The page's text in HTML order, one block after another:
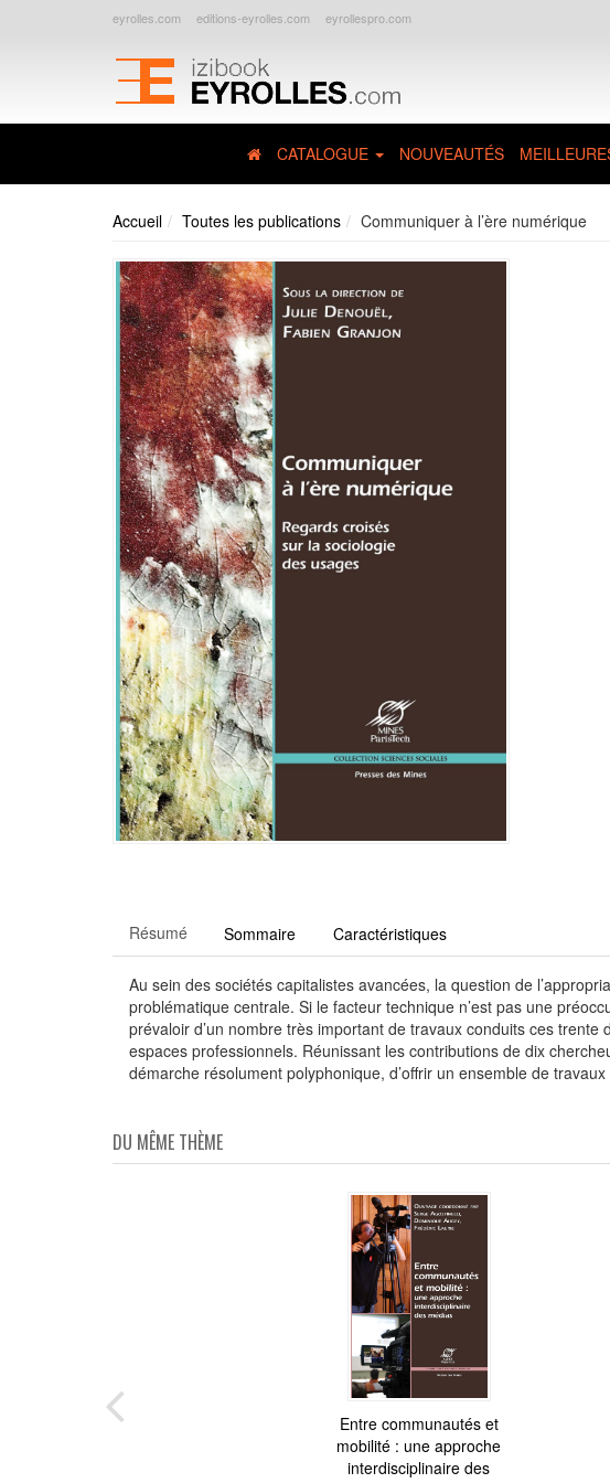
eyrolles.com editions-eyrolles.com eyrollespro.com
CATALOGUE NOUVEAUTÉS
Accueil Toutes les publications Communiquer à l’ère numérique
Résumé Sommaire Caractéristiques
Au sein des sociétés capitalistes avancées, la question de
problématique centrale. Si le facteur technique n’est pas une
prévaloir d’un nombre très important de travaux conduits ces
espaces professionnels. Réunissant les contributions de dix
démarche résolument polyphonique, d’offrir un ensemble de
DU MÊME THÈME
Entre communautés et
mobilité : une approche
interdisciplinaire des
50 exercices pour
convaincre
Virgile Stanislas Martin